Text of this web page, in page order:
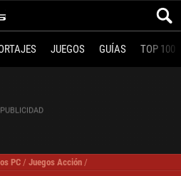
JUEGOS GUÍAS TOP 100
PC / Juegos Acción /